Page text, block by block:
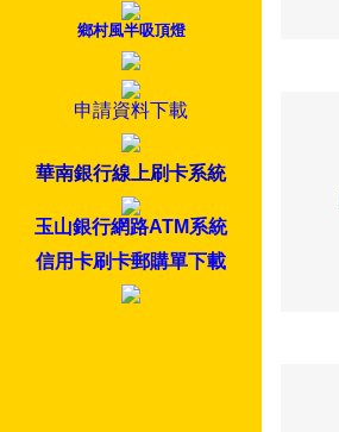
鄉村風半吸頂燈
申請資料下載
華南銀行線上刷卡系統
玉山銀行網路ATM系統
信用卡刷卡郵購單下載